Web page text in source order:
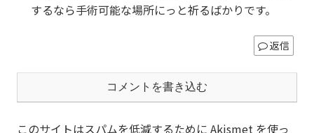
するなら手術可能な場所にっと祈るばかりです。
返信
コメントを書き込む
このサイトはスパムを低減するために Akismet を使っ